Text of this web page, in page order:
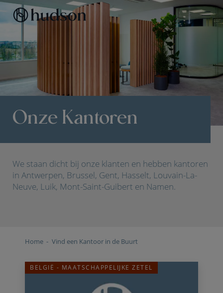
Onze Kantoren
Home Vind een Kantoor in de Buurt
We staan dicht bij onze klanten en hebben kantoren
in Antwerpen, Brussel, Gent, Hasselt, Louvain-La-
Neuve, Luik, Mont-Saint-Guibert en Namen.
BELGIË - MAATSCHAPPELIJKE ZETEL